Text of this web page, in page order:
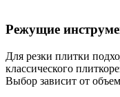
Режущие
Для резки плитки
классического
Выбор зависит от